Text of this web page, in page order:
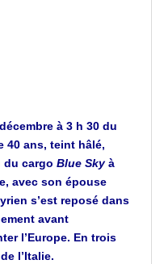
à 3 h 30 du
40 ans, teint hâlé,
du cargo Blue Sky à
, avec son épouse
s’est reposé dans
avant
l’Europe. En trois
l’Italie.